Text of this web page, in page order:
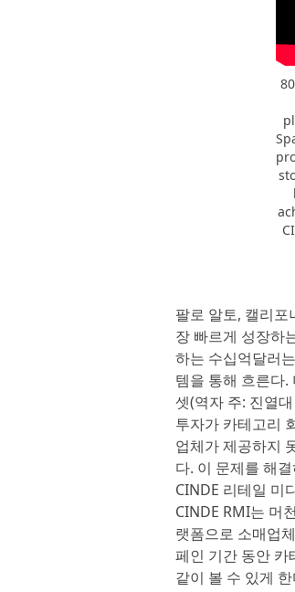
팔로 알토, 캘리포
장 빠르게 성장하
하는 수십억달러
템을 통해 흐른다.
셋(역자 주: 진열
투자가 카테고리
업체가 제공하지
다. 이 문제를 해
CINDE 리테일 미
CINDE RMI는 머
랫폼으로 소매업
페인 기간 동안 카
같이 볼 수 있게